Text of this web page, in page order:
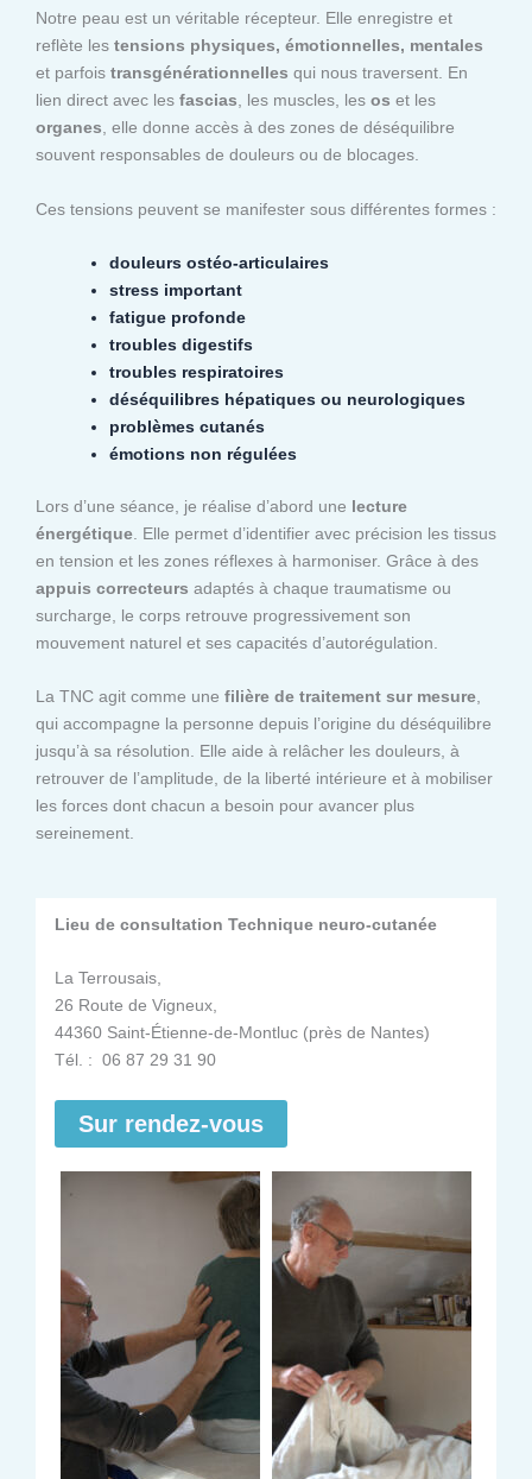
Notre peau est un véritable récepteur. Elle enregistre et
reflète les tensions physiques, émotionnelles, mentales
et parfois transgénérationnelles qui nous traversent. En
lien direct avec les fascias, les muscles, les os et les
organes, elle donne accès à des zones de déséquilibre
souvent responsables de douleurs ou de blocages.
Ces tensions peuvent se manifester sous différentes formes :
douleurs ostéo-articulaires
stress important
fatigue profonde
troubles digestifs
troubles respiratoires
déséquilibres hépatiques ou neurologiques
problèmes cutanés
émotions non régulées
Lors d’une séance, je réalise d’abord une lecture
énergétique . Elle permet d’identifier avec précision les tissus
en tension et les zones réflexes à harmoniser. Grâce à des
appuis correcteurs adaptés à chaque traumatisme ou
surcharge, le corps retrouve progressivement son
mouvement naturel et ses capacités d’autorégulation.
La TNC agit comme une filière de traitement sur mesure,
qui accompagne la personne depuis l’origine du déséquilibre
jusqu’à sa résolution. Elle aide à relâcher les douleurs, à
retrouver de l’amplitude, de la liberté intérieure et à mobiliser
les forces dont chacun a besoin pour avancer plus
sereinement.
Lieu de consultation Technique neuro-cutanée
La Terrousais,
26 Route de Vigneux,
44360 Saint-Étienne-de-Montluc (près de Nantes)
Tél. : 06 87 29 31 90
Sur rendez-vous